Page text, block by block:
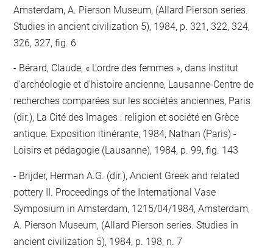
Amsterdam, A. Pierson Museum, (Allard Pierson series.
Studies in ancient civilization 5), 1984, p. 321, 322, 324,
326, 327, fig. 6
Bérard, Claude, « L'ordre des femmes », dans Institut
d'archéologie et d'histoire ancienne, Lausanne-Centre de
recherches comparées sur les sociétés anciennes, Paris
(dir.), La Cité des Images : religion et société en Grèce
antique. Exposition itinérante, 1984, Nathan (Paris) -
Loisirs et pédagogie (Lausanne), 1984, p. 99, fig. 143
Brijder, Herman A.G. (dir.), Ancient Greek and related
pottery II. Proceedings of the International Vase
Symposium in Amsterdam, 1215/04/1984, Amsterdam,
A. Pierson Museum, (Allard Pierson series. Studies in
ancient civilization 5), 1984, p. 198, n. 7